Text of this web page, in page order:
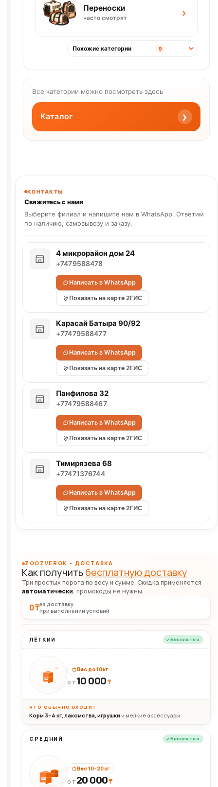
Переноски
часто смотрят ›
Похожие категории 9
Все категории можно посмотреть здесь
Каталог ›
КОНТАКТЫ
Свяжитесь с нами
Выберите филиал и напишите нам в WhatsApp. Ответим
по наличию, самовывозу и заказу.
4 микрорайон дом 24
+7479588478
Написать в WhatsApp
Показать на карте 2ГИС
Карасай Батыра 90/92
+77479588477
Написать в WhatsApp
Показать на карте 2ГИС
Панфилова 32
+77479588467
Написать в WhatsApp
Показать на карте 2ГИС
Тимирязева 68
+77471376744
Написать в WhatsApp
Показать на карте 2ГИС
ZOOZVEROK • ДОСТАВКА
Как получитьбесплатную доставку
Три простых порога по весу и сумме. Скидка применяется
автоматически, промокоды не нужны.
0 ₸за доставку
при выполнении условий
ЛЁГКИЙ Бесплатно
10кг
Вес до 10 кг
ОТ 10 000₸
ЧТО ОБЫЧНО ВХОДИТ
Корм 3–4 кг, лакомства, игрушки и мелкие аксессуары
СРЕДНИЙ Бесплатно
20кг
Вес 10–20 кг
ОТ 20 000₸